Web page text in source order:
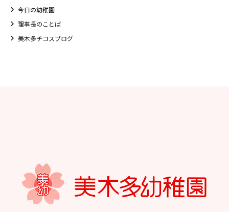
今日の幼稚園
理事長のことば
美木多チコスブログ
学校法⼈諏訪森学園 諏訪森幼稚
園
⼤阪府私⽴幼稚園連盟